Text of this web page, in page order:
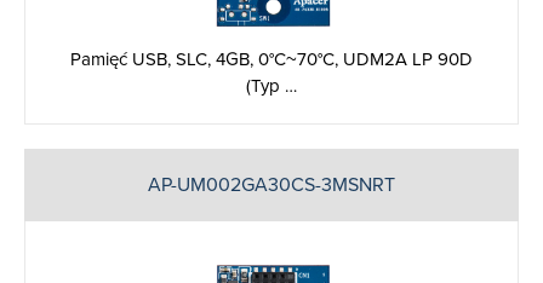
Pamięć USB, SLC, 4GB, 0°C~70°C, UDM2A LP 90D
(Typ …
AP-UM002GA30CS-3MSNRT